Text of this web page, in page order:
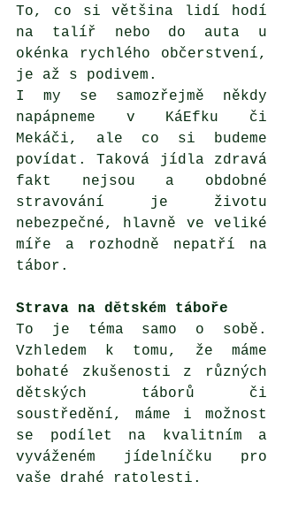
To, co si většina lidí hodí
na talíř nebo do auta u
okénka rychlého občerstvení,
je až s podivem.
I my se samozřejmě někdy
napápneme v KáEfku či
Mekáči, ale co si budeme
povídat. Taková jídla zdravá
fakt nejsou a obdobné
stravování je životu
nebezpečné, hlavně ve veliké
míře a rozhodně nepatří na
tábor.
Strava na dětském táboře
To je téma samo o sobě.
Vzhledem k tomu, že máme
bohaté zkušenosti z různých
dětských táborů či
soustředění, máme i možnost
se podílet na kvalitním a
vyváženém jídelníčku pro
vaše drahé ratolesti.